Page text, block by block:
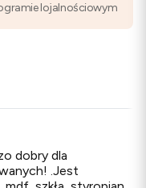
lojalnościowym
dobry dla
.Jest